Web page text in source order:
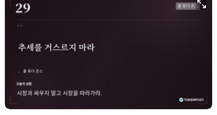
Bitcoin (BTC) 92,206,721(+0.18%)